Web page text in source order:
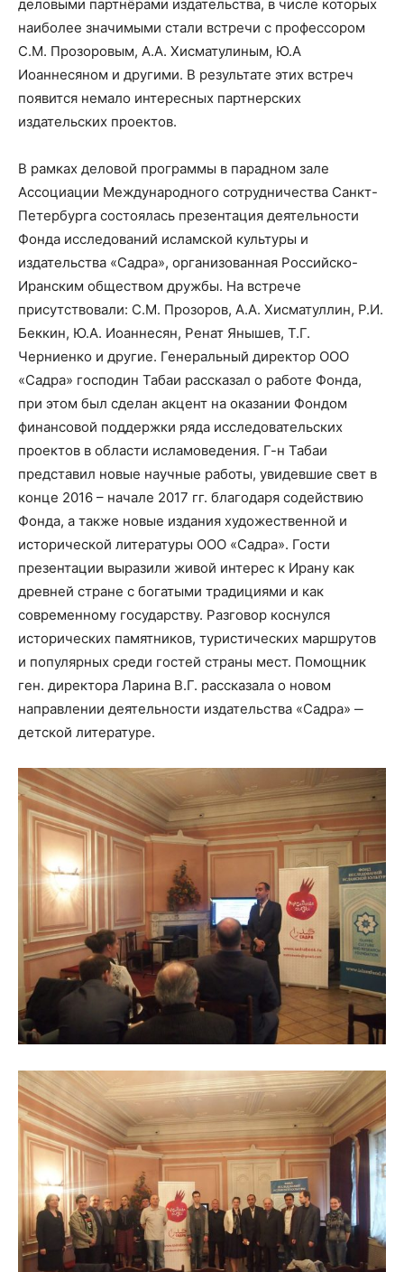
деловыми партнёрами издательства, в числе которых
наиболее значимыми стали встречи с профессором
С.М. Прозоровым, А.А. Хисматулиным, Ю.А
Иоаннесяном и другими. В результате этих встреч
появится немало интересных партнерских
издательских проектов.
В рамках деловой программы в парадном зале
Ассоциации Международного сотрудничества Санкт-
Петербурга состоялась презентация деятельности
Фонда исследований исламской культуры и
издательства «Садра», организованная Российско-
Иранским обществом дружбы. На встрече
присутствовали: С.М. Прозоров, А.А. Хисматуллин, Р.И.
Беккин, Ю.А. Иоаннесян, Ренат Янышев, Т.Г.
Черниенко и другие. Генеральный директор ООО
«Садра» господин Табаи рассказал о работе Фонда,
при этом был сделан акцент на оказании Фондом
финансовой поддержки ряда исследовательских
проектов в области исламоведения. Г-н Табаи
представил новые научные работы, увидевшие свет в
конце 2016 – начале 2017 гг. благодаря содействию
Фонда, а также новые издания художественной и
исторической литературы ООО «Садра». Гости
презентации выразили живой интерес к Ирану как
древней стране с богатыми традициями и как
современному государству. Разговор коснулся
исторических памятников, туристических маршрутов
и популярных среди гостей страны мест. Помощник
ген. директора Ларина В.Г. рассказала о новом
направлении деятельности издательства «Садра» ‒
детской литературе.